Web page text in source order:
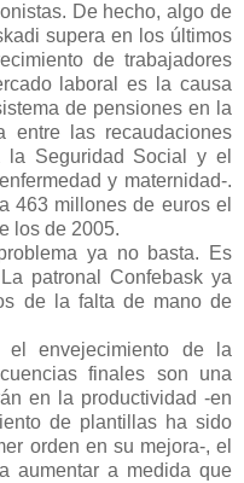
De hecho, algo de
supera en los últimos
de trabajadores
laboral es la causa
de pensiones en la
entre las recaudaciones
Seguridad Social y el
y maternidad-.
463 millones de euros el
los de 2005.
ya no basta. Es
patronal Confebask ya
de la falta de mano de
envejecimiento de la
finales son una
en la productividad -en
de plantillas ha sido
orden en su mejora-, el
aumentar a medida que